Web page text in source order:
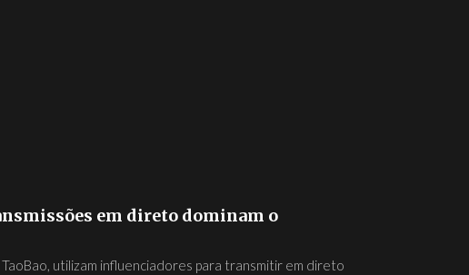
em direto dominam o
utilizam influenciadores para transmitir em direto